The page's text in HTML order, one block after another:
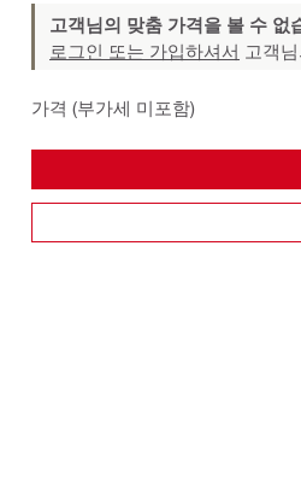
고객님의 맞춤 가격을 볼 수 없
로그인 또는 가입하셔서 고객
가격 (부가세 미포함)